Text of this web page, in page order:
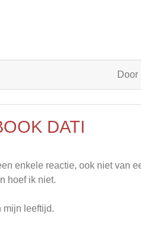
Door
DATI
enkele reactie, ook niet van
hoef ik niet.
mijn leeftijd.